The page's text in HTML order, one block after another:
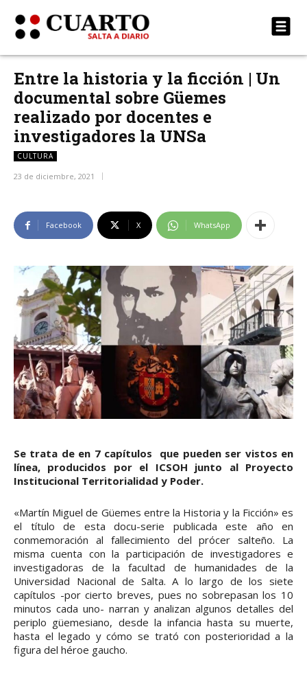
Entre la historia y la ficción | Un
documental sobre Güemes
realizado por docentes e
investigadores la UNSa
CULTURA
23 de diciembre, 2021
Facebook X WhatsApp
Se trata de en 7 capítulos que pueden ser vistos en
línea, producidos por el ICSOH junto al Proyecto
Institucional Territorialidad y Poder.
«Martín Miguel de Güemes entre la Historia y la Ficción» es
el título de esta docu-serie publicada este año en
conmemoración al fallecimiento del prócer salteño. La
misma cuenta con la participación de investigadores e
investigadoras de la facultad de humanidades de la
Universidad Nacional de Salta. A lo largo de los siete
capítulos -por cierto breves, pues no sobrepasan los 10
minutos cada uno- narran y analizan algunos detalles del
periplo güemesiano, desde la infancia hasta su muerte,
hasta el legado y cómo se trató con posterioridad a la
figura del héroe gaucho.